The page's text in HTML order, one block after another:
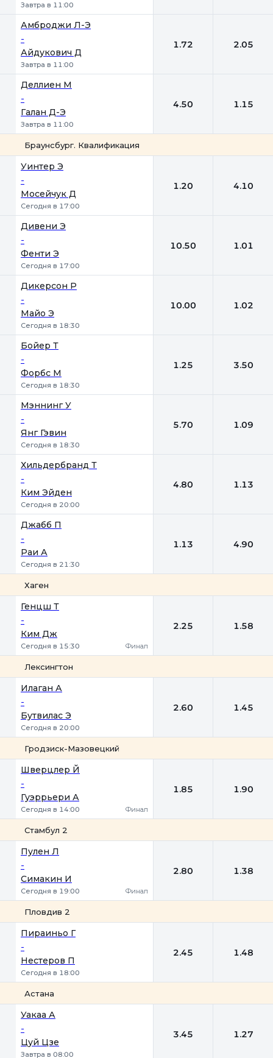
Завтра в 11:00
Амброджи Л-Э
-
Айдукович Д
Завтра в 11:00
1.72 2.05
Деллиен М
-
Галан Д-Э
Завтра в 11:00
4.50 1.15
Браунсбург. Квалификация
Уинтер Э
-
Мосейчук Д
Сегодня в 17:00
1.20 4.10
Дивени Э
-
Фенти Э
Сегодня в 17:00
10.50 1.01
Дикерсон Р
-
Майо Э
Сегодня в 18:30
10.00 1.02
Бойер Т
-
Форбс М
Сегодня в 18:30
1.25 3.50
Мэннинг У
-
Янг Гэвин
Сегодня в 18:30
5.70 1.09
Хильдербранд Т
-
Ким Эйден
Сегодня в 20:00
4.80 1.13
Джабб П
-
Раи А
Сегодня в 21:30
1.13 4.90
Хаген
Генцш Т
-
Ким Дж
Сегодня в 15:30 Финал
2.25 1.58
Лексингтон
Илаган А
-
Бутвилас Э
Сегодня в 20:00
2.60 1.45
Гродзиск-Мазовецкий
Шверцлер Й
-
Гуэррьери А
Сегодня в 14:00 Финал
1.85 1.90
Стамбул 2
Пулен Л
-
Симакин И
Сегодня в 19:00 Финал
2.80 1.38
Пловдив 2
Пираиньо Г
-
Нестеров П
Сегодня в 18:00
2.45 1.48
Астана
Уакаа А
-
Цуй Цзе
Завтра в 08:00
3.45 1.27